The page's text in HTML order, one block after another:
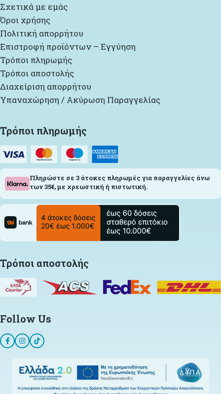
Σχετικά με εμάς
Όροι χρήσης
Πολιτική απορρήτου
Επιστροφή προϊόντων – Εγγύηση
Τρόποι πληρωμής
Τρόποι αποστολής
Διαχείριση απορρήτου
Υπαναχώρηση / Ακύρωση Παραγγελίας
Τρόποι πληρωμής
Πληρώστε σε 3 άτοκες πληρωμές για παραγγελίες άνω
των 35€, με χρεωστική ή πιστωτική.
Τρόποι αποστολής
Follow Us